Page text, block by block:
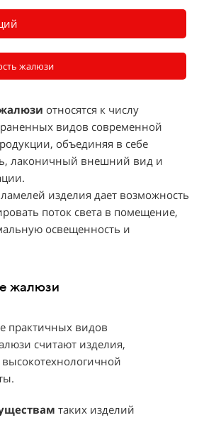
жалюзи
относятся к числу
видов современной
объединяя в себе
лаконичный внешний вид и
изделия дает возможность
поток света в помещение,
освещенность и
жалюзи
практичных видов
считают изделия,
таких изделий